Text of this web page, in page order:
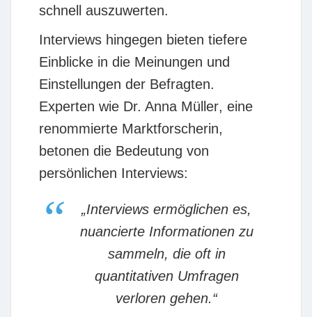
schnell auszuwerten.
Interviews hingegen bieten tiefere
Einblicke in die Meinungen und
Einstellungen der Befragten.
Experten wie Dr. Anna Müller, eine
renommierte Marktforscherin,
betonen die Bedeutung von
persönlichen Interviews:
„Interviews ermöglichen es,
nuancierte Informationen zu
sammeln, die oft in
quantitativen Umfragen
verloren gehen.“